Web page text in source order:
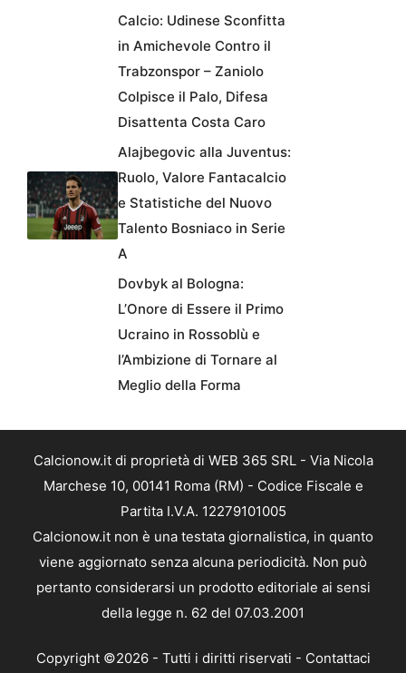
Calcio: Udinese Sconfitta
in Amichevole Contro il
Trabzonspor – Zaniolo
Colpisce il Palo, Difesa
Disattenta Costa Caro
Alajbegovic alla Juventus:
Ruolo, Valore Fantacalcio
e Statistiche del Nuovo
Talento Bosniaco in Serie
A
Dovbyk al Bologna:
L’Onore di Essere il Primo
Ucraino in Rossoblù e
l’Ambizione di Tornare al
Meglio della Forma
Calcionow.it di proprietà di WEB 365 SRL - Via Nicola
Marchese 10, 00141 Roma (RM) - Codice Fiscale e
Partita I.V.A. 12279101005
Calcionow.it non è una testata giornalistica, in quanto
viene aggiornato senza alcuna periodicità. Non può
pertanto considerarsi un prodotto editoriale ai sensi
della legge n. 62 del 07.03.2001
Copyright ©2026 - Tutti i diritti riservati - Contattaci